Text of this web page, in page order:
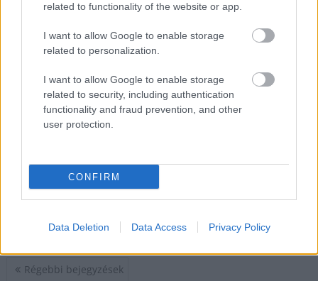
related to functionality of the website or app.
I want to allow Google to enable storage
related to personalization.
I want to allow Google to enable storage
related to security, including authentication
functionality and fraud prevention, and other
user protection.
CONFIRM
Data Deletion Data Access Privacy Policy
Svájci adomány segíti az újszászi idősek
otthonát: új kórházi ágyak érkeztek
2024.09.25. Czapkó Dorottya
A város szélén álló
bentlakásos intézmény
már korábban is kapott
Bejegyzés
Régebbi bejegyzések